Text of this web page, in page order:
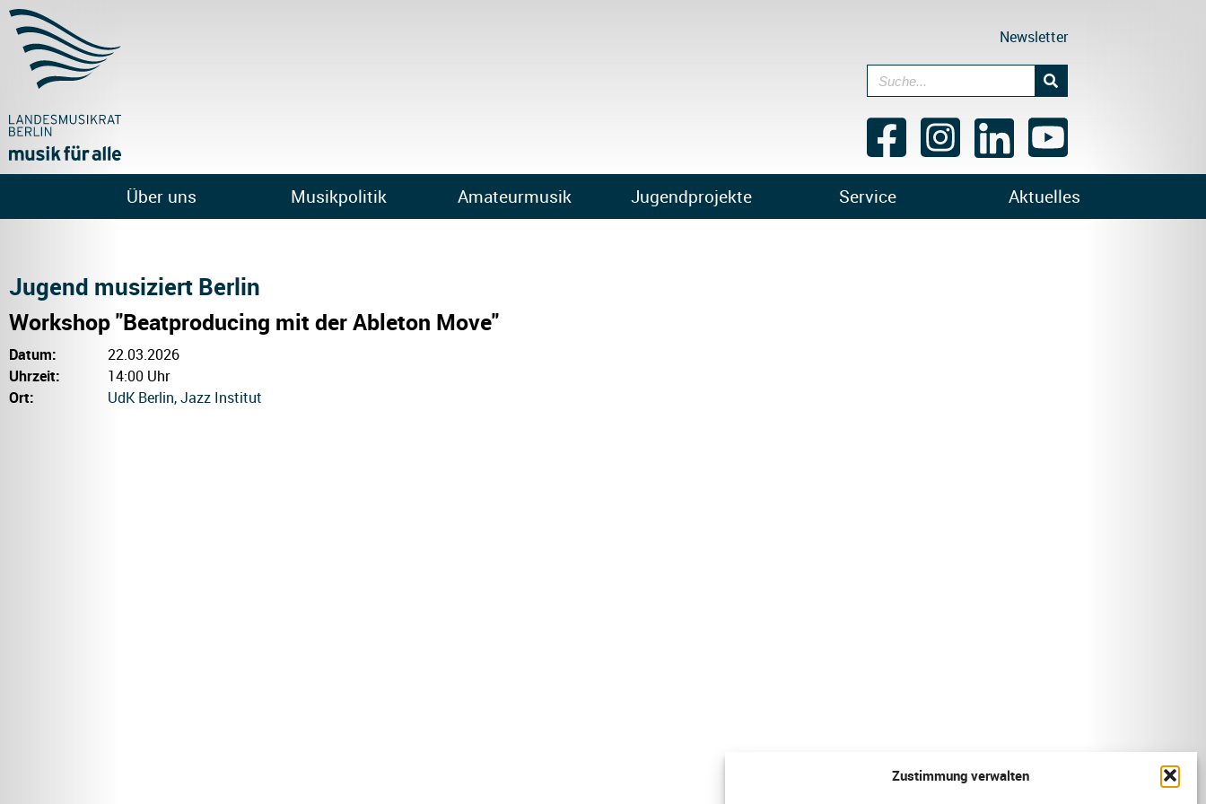
Zustimmung verwalten
Newsletter
Über uns Musikpolitik Amateurmusik Jugendprojekte Service Aktuelles
Jugend musiziert Berlin
Workshop "Beatproducing mit der Ableton Move"
Datum:
22.03.2026
Uhrzeit:
14:00 Uhr
Ort:
UdK Berlin, Jazz Institut